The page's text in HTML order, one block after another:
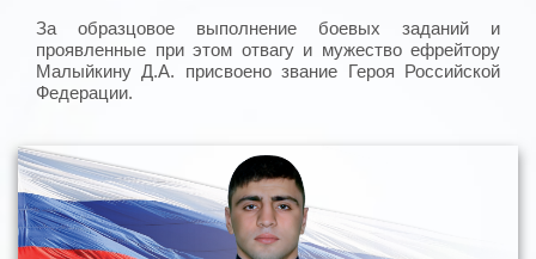
За образцовое выполнение боевых заданий и
проявленные при этом отвагу и мужество ефрейтору
Малыйкину Д.А. присвоено звание Героя Российской
Федерации.